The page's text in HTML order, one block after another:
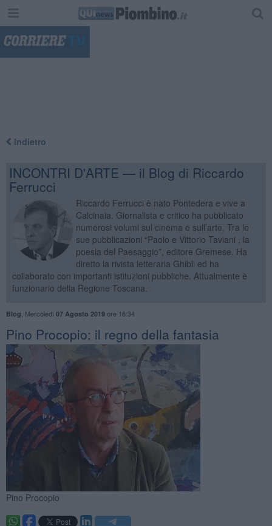
Indietro
INCONTRI D'ARTE — il Blog di Riccardo
Ferrucci
Riccardo Ferrucci è nato Pontedera e vive a
Calcinaia. Giornalista e critico ha pubblicato
numerosi volumi sul cinema e sull’arte. Tra le
sue pubblicazioni “Paolo e Vittorio Taviani , la
poesia del Paesaggio”, editore Gremese. Ha
diretto la rivista letteraria Ghibli ed ha
collaborato con importanti istituzioni pubbliche. Attualmente è
funzionario della Regione Toscana.
Blog Mercoledì 07 Agosto 2019ore 16:34
Pino Procopio: il regno della fantasia
Pino Procopio